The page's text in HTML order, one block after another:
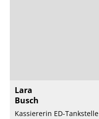
Lara
Busch
Kassiererin ED-Tankstelle